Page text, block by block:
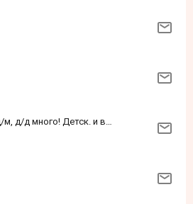
Ketty(Шапочки д/м, д/д много! Детск. и взросл. трикотаж в наличиии и на заказ!)